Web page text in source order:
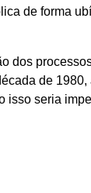
de forma
dos
de 1980,
isso seria